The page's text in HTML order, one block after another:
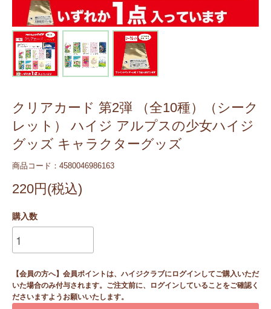
クリアカード 第2弾 （全10種）（シーク
レット） ハイジ アルプスの少女ハイジ
グッズ キャラクターグッズ
商品コード：4580046986163
220円(税込)
購入数
【会員の方へ】会員ポイントは、ハイジクラブにログインしてご購入いただ
いた場合のみ付与されます。ご注文前に、ログインしていることをご確認く
ださいますようお願いいたします。